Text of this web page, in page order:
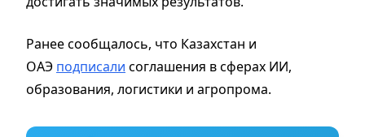
Ранее сообщалось, что Казахстан и
ОАЭ подписали соглашения в сферах ИИ,
образования, логистики и агропрома.